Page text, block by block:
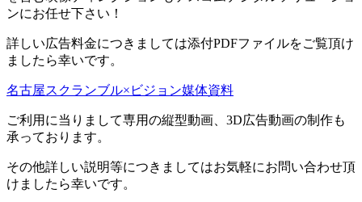
ンにお任せ下さい！
詳しい広告料金につきましては添付PDFファイルをご覧頂け
ましたら幸いです。
名古屋スクランブル×ビジョン媒体資料
ご利用に当りまして専用の縦型動画、3D広告動画の制作も
承っております。
その他詳しい説明等につきましてはお気軽にお問い合わせ頂
けましたら幸いです。